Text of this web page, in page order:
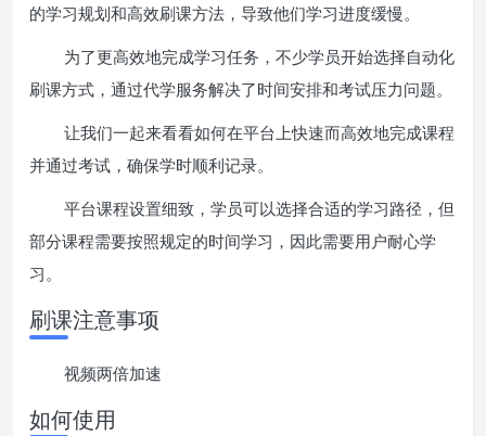
的学习规划和高效刷课方法，导致他们学习进度缓慢。
为了更高效地完成学习任务，不少学员开始选择自动化
刷课方式，通过代学服务解决了时间安排和考试压力问题。
让我们一起来看看如何在平台上快速而高效地完成课程
并通过考试，确保学时顺利记录。
平台课程设置细致，学员可以选择合适的学习路径，但
部分课程需要按照规定的时间学习，因此需要用户耐心学
习。
刷课注意事项
视频两倍加速
如何使用